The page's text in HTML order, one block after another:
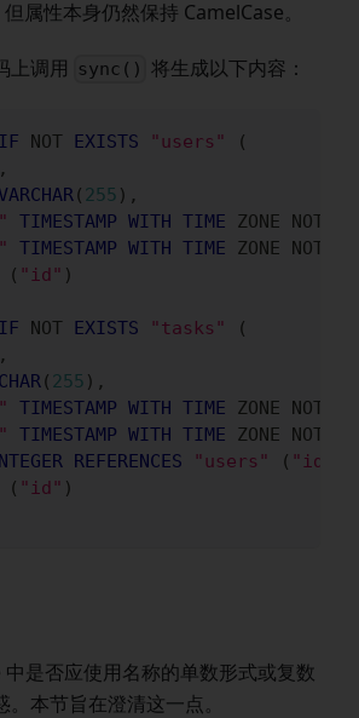
属性本身仍然保持 CamelCase。
上调用 sync() 将生成以下内容：
IF NOT EXISTS "users"
(
,
VARCHAR( 255 ) ,
TIMESTAMP WITH TIME ZONE NOT
TIMESTAMP WITH TIME ZONE NOT
( "id" )
IF NOT EXISTS "tasks"
(
,
( 255 ) ,
TIMESTAMP WITH TIME ZONE NOT
TIMESTAMP WITH TIME ZONE NOT
REFERENCES "users" ( "id"
( "id" )
是否应使用名称的单数形式或复数
本节旨在澄清这一点。